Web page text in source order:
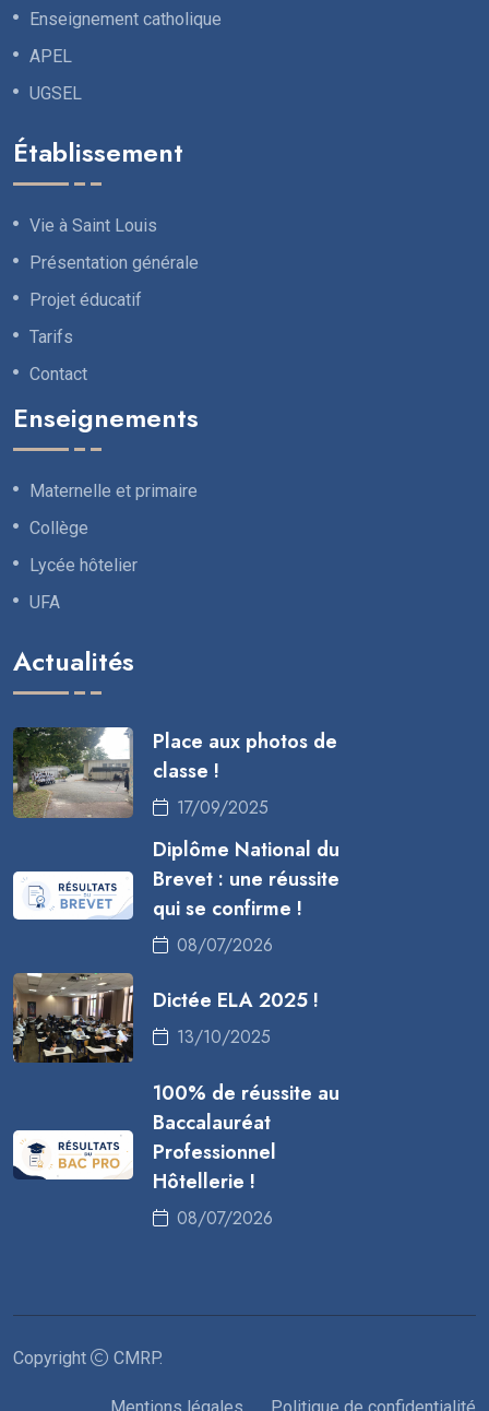
Enseignement catholique
APEL
UGSEL
Établissement
Vie à Saint Louis
Présentation générale
Projet éducatif
Tarifs
Contact
Enseignements
Maternelle et primaire
Collège
Lycée hôtelier
UFA
Actualités
Place aux photos de
classe !
17/09/2025
Diplôme National du
Brevet : une réussite
qui se confirme !
08/07/2026
Dictée ELA 2025 !
13/10/2025
100% de réussite au
Baccalauréat
Professionnel
Hôtellerie !
08/07/2026
Copyright CMRP.